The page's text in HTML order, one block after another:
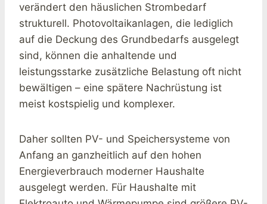
verändert den häuslichen Strombedarf
strukturell. Photovoltaikanlagen, die lediglich
auf die Deckung des Grundbedarfs ausgelegt
sind, können die anhaltende und
leistungsstarke zusätzliche Belastung oft nicht
bewältigen – eine spätere Nachrüstung ist
meist kostspielig und komplexer.
Daher sollten PV- und Speichersysteme von
Anfang an ganzheitlich auf den hohen
Energieverbrauch moderner Haushalte
ausgelegt werden. Für Haushalte mit